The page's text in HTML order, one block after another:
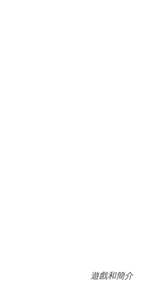
遊戲和簡介